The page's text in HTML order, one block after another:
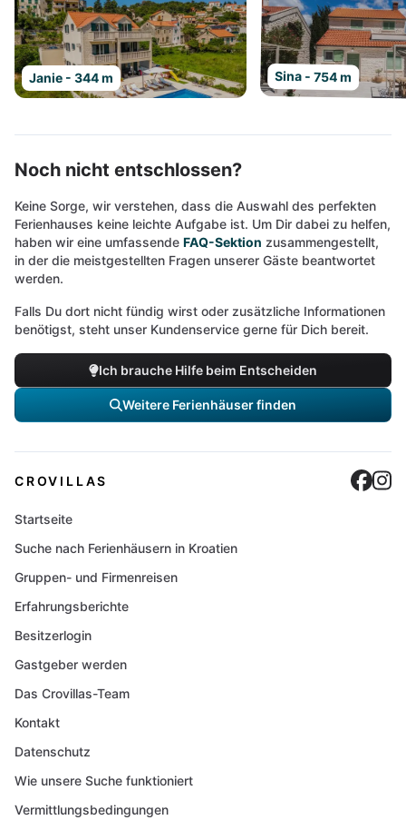
Janie - 344 m Sina - 754 m
Noch nicht entschlossen?
Keine Sorge, wir verstehen, dass die Auswahl des perfekten
Ferienhauses keine leichte Aufgabe ist. Um Dir dabei zu helfen,
haben wir eine umfassende FAQ-Sektion zusammengestellt,
in der die meistgestellten Fragen unserer Gäste beantwortet
werden.
Falls Du dort nicht fündig wirst oder zusätzliche Informationen
benötigst, steht unser Kundenservice gerne für Dich bereit.
Ich brauche Hilfe beim Entscheiden
Weitere Ferienhäuser finden
CROVILLAS
Startseite
Suche nach Ferienhäusern in Kroatien
Gruppen- und Firmenreisen
Erfahrungsberichte
Besitzerlogin
Gastgeber werden
Das Crovillas-Team
Kontakt
Datenschutz
Wie unsere Suche funktioniert
Vermittlungsbedingungen